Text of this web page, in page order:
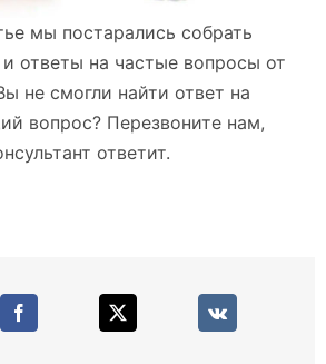
мы постарались собрать
ответы на частые вопросы от
не смогли найти ответ на
вопрос? Перезвоните нам,
ответит.